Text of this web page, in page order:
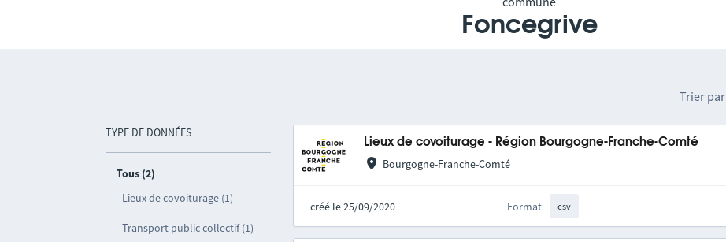
Foncegrive
TYPE DE DONNÉES
Tous (2)
Lieux de covoiturage (1)
Transport public collectif (1)
Trier par
Lieux de covoiturage - Région Bourgogne-Franche-Comté
Bourgogne-Franche-Comté
créé le 25/09/2020 Format csv